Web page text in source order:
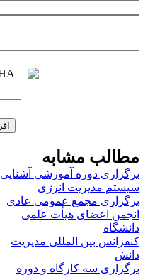
مشابه
دوره آموزشی آشنایی با
مدیریت انرژی
مجمع عمومی عادی
اعضای هیأت علمی
بین المللی مدیریت
سه کارگاه و دوره